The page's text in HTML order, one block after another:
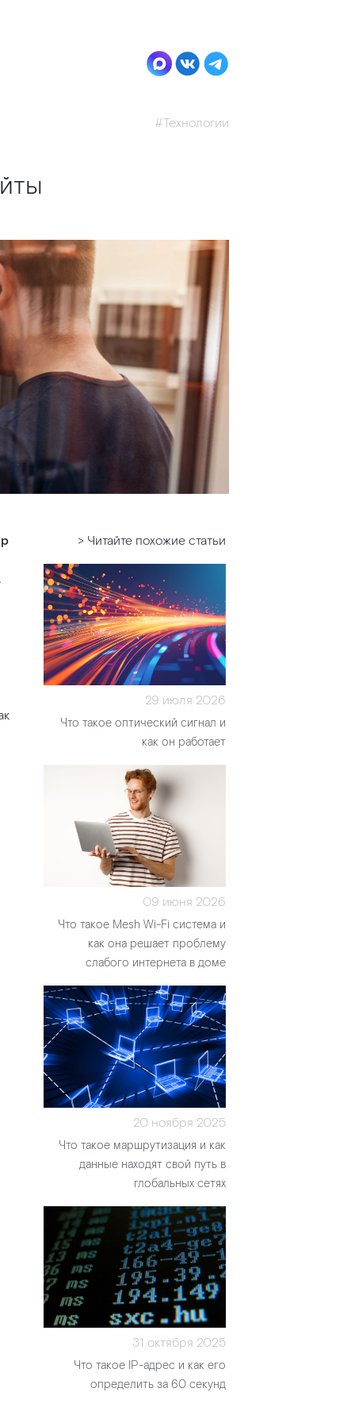
#Технологии
> Читайте похожие статьи
29 июля 2026
Что такое оптический сигнал и
как он работает
09 июня 2026
Что такое Mesh Wi-Fi система и
как она решает проблему
слабого интернета в доме
20 ноября 2025
Что такое маршрутизация и как
данные находят свой путь в
глобальных сетях
31 октября 2025
Что такое IP-адрес и как его
определить за 60 секунд